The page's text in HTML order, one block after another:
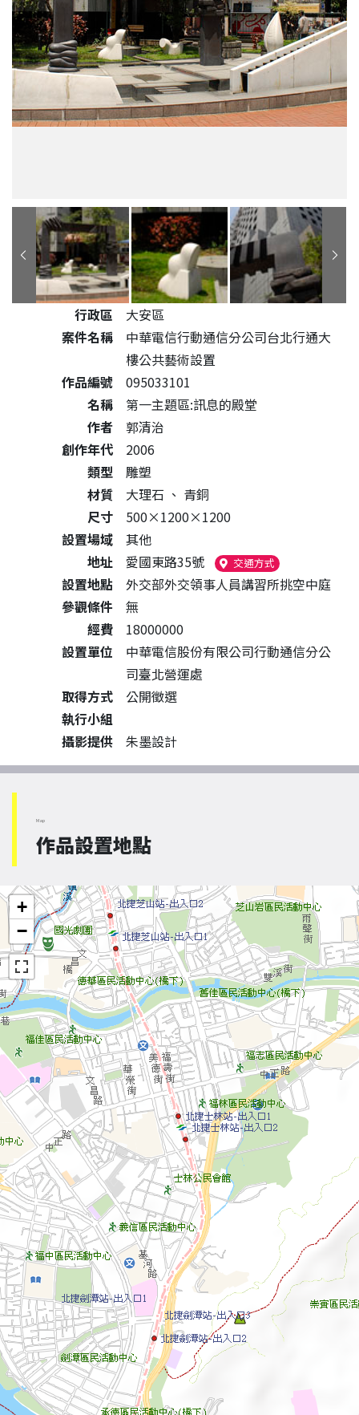
公共藝術作品詳細資料
行政區
大安區
案件名稱
中華電信行動通信分公司台北行通大
樓公共藝術設置
作品編號
095033101
名稱
第一主題區:訊息的殿堂
作者
郭清治
創作年代
2006
類型
雕塑
材質
大理石 、 青銅
尺寸
500×1200×1200
設置場域
其他
地址
愛國東路35號 交通方式（另開新視窗）
設置地點
外交部外交領事人員講習所挑空中庭
參觀條件
無
經費
18000000
設置單位
中華電信股份有限公司行動通信分公
司臺北營運處
取得方式
公開徵選
執行小組
攝影提供
朱墨設計
Map
作品設置地點
+
−